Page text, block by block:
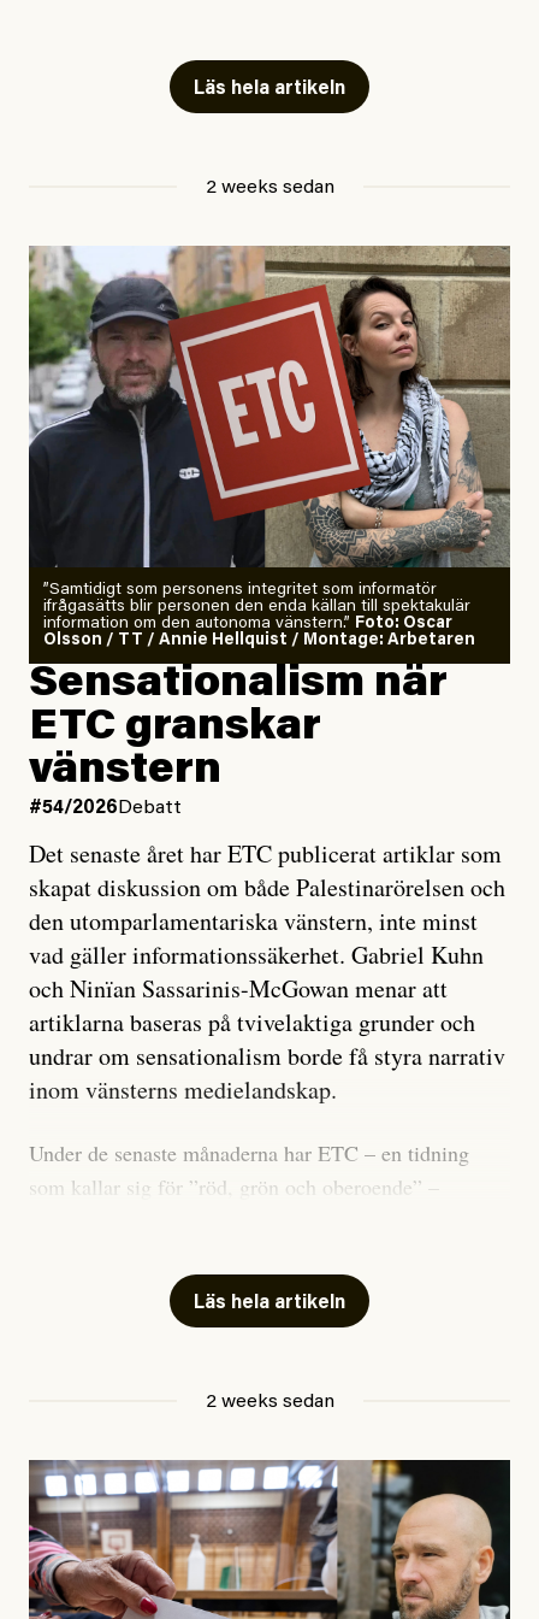
Läs hela artikeln
2 weeks sedan
”Samtidigt som personens integritet som informatör
ifrågasätts blir personen den enda källan till spektakulär
information om den autonoma vänstern.” Foto: Oscar
Olsson / TT / Annie Hellquist / Montage: Arbetaren
Sensationalism när
ETC granskar
vänstern
#54/2026 Debatt
Det senaste året har ETC publicerat artiklar som
skapat diskussion om både Palestinarörelsen och
den utomparlamentariska vänstern, inte minst
vad gäller informationssäkerhet. Gabriel Kuhn
och Ninïan Sassarinis-McGowan menar att
artiklarna baseras på tvivelaktiga grunder och
undrar om sensationalism borde få styra narrativ
inom vänsterns medielandskap.
Under de senaste månaderna har ETC – en tidning
som kallar sig för ”röd, grön och oberoende” –
skriver för? Vad betyder det att vara en ”röd, grön och
oberoende” tidning? Och vad är egentligen bra
utpekas som israelisk infiltratör”. Enligt ingressen
handlar artikeln om en person vars ”bakgrund skapar
splittring och oro i rörelsen”. Problemet är att artikeln
skapar betydligt mer oro i palestinarörelsen – och den
Läs hela artikeln
2 weeks sedan